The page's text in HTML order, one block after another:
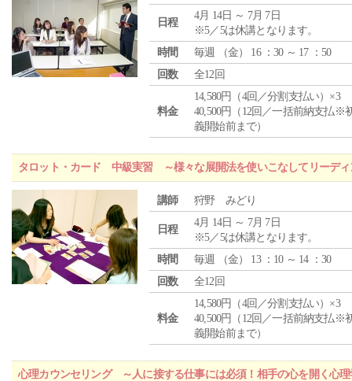
日程
4月 14日 ～ 7月 7日
※5／5は休講となります。
時間
毎週 （金） 16 ：30 ～ 17 ：50
回数
全12回
料金
14,580円（4回／分割支払い）×3
40,500円（12回／一括前納支払※
義開始前まで）
タロット・カード 中級実習 ～様々な展開法を使いこなしてリーディ
講師 狩野 みどり
日程
4月 14日 ～ 7月 7日
※5／5は休講となります。
時間
毎週 （金） 13 ：10 ～ 14 ：30
回数
全12回
料金
14,580円（4回／分割支払い）×3
40,500円（12回／一括前納支払※
義開始前まで）
心理カウンセリング ～人に接する仕事には必須！相手の心を開く心理